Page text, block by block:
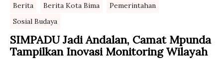
Berita Berita Kota Bima
Pemerintahan
Sosial Budaya
SIMPADU Jadi Andalan, Camat Mpunda
Tampilkan Inovasi Monitoring Wilayah